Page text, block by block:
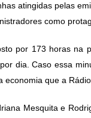
atingidas pelas
como
por 173 horas na
dia. Caso essa
que a
Mesquita e